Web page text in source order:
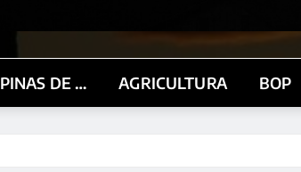
DE … AGRICULTURA BOP